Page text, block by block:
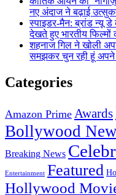
नए अंदाज ने बढ़ाई
स्पाइडर-मैन: ब्रांड न्यू
देखते हुए भारतीय फिल्मों
शहनाज गिल ने खोली
समझकर चुन रही हूं अपने
Categories
Amazon Prime Awards
Bollywood
Breaking News
Entertainment Featured
Hollywood